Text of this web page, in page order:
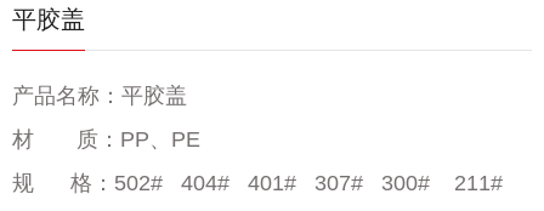
平胶盖
产品名称：平胶盖
材 质：PP、PE
规 格：502# 404# 401# 307# 300# 211#